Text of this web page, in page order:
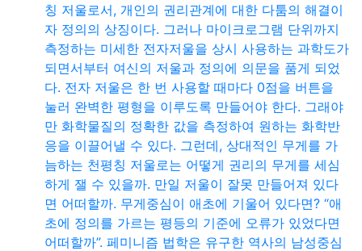
칭 저울로서, 개인의 권리관계에 대한 다툼의 해결이
자 정의의 상징이다. 그러나 마이크로그램 단위까지
측정하는 미세한 전자저울을 상시 사용하는 과학도가
되면서부터 여신의 저울과 정의에 의문을 품게 되었
다. 전자 저울은 한 번 사용할 때마다 0점을 버튼을
눌러 완벽한 평형을 이루도록 만들어야 한다. 그래야
만 화학물질의 정확한 값을 측정하여 원하는 화학반
응을 이끌어낼 수 있다. 그런데, 상대적인 무게를 가
늠하는 천평칭 저울로는 어떻게 권리의 무게를 세심
하게 잴 수 있을까. 만일 저울이 잘못 만들어져 있다
면 어떠할까. 무게중심이 애초에 기울어 있다면? “애
초에 정의를 가르는 평등의 기준에 오류가 있었다면
어떠할까”. 페미니즘 법학은 유구한 역사의 남성중심